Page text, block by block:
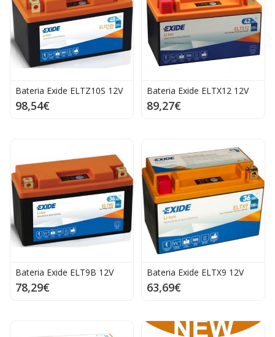
Bateria Exide ELTZ10S 12V
98,54€
Bateria Exide ELTX12 12V
89,27€
Bateria Exide ELT9B 12V
78,29€
Bateria Exide ELTX9 12V
63,69€